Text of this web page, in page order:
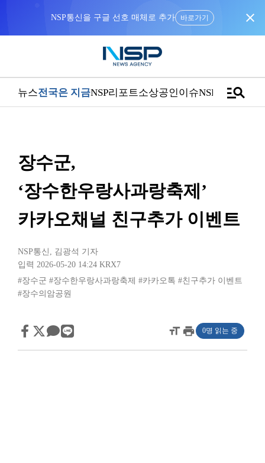
NSP통신을 구글 선호 매체로 추가 바로가기 close
뉴스전국은 지금NSP리포트소상공인이슈NSPTVmanage_search
장수군,
‘장수한우랑사과랑축제’
카카오채널 친구추가 이벤트
NSP통신 , 김광석 기자
입력 2026-05-20 14:24 KRX7
#장수군 #장수한우랑사과랑축제 #카카오톡 #친구추가 이벤트
#장수의암공원
format_sizeprint 0명 읽는 중